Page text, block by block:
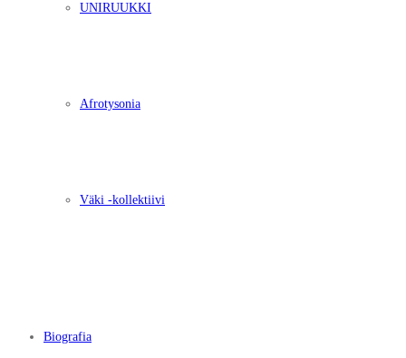
UNIRUUKKI
Afrotysonia
Väki -kollektiivi
Biografia